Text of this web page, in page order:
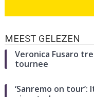
MEEST GELEZEN
Veronica Fusaro
tournee
‘Sanremo on